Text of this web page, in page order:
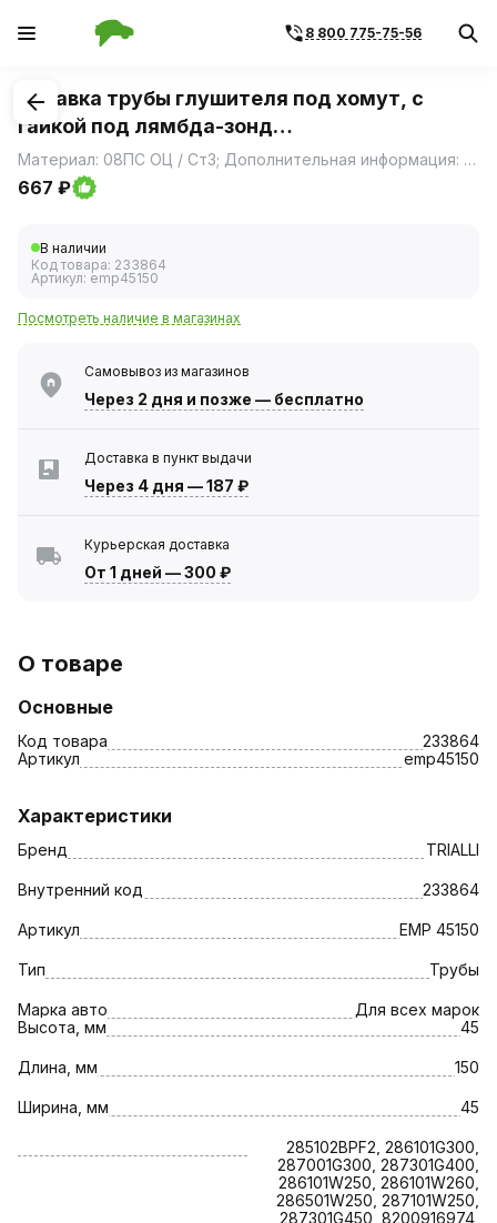
8 800 775-75-56
1/2
Вставка трубы глушителя под хомут, с
гайкой под лямбда-зонд
(алюминизированная сталь) d=45, L=150мм
TRIALLI
Материал: 08ПС ОЦ / Ст3; Дополнительная информация: Этикетка изделия может отличаться от представленной на фото; Диаметр, мм: 45; Длина изделия, мм: 150; Толщина стенок, мм: 1,5
667 ₽
В наличии
Код товара: 233864
Артикул: emp45150
Посмотреть наличие в магазинах
Самовывоз из магазинов
Через 2 дня и позже — бесплатно
Доставка в пункт выдачи
Через 4 дня —187 ₽
Курьерская доставка
От 1 дней —300 ₽
О товаре
Основные
Код товара
233864
Артикул
emp45150
Характеристики
Бренд TRIALLI
Внутренний код 233864
Артикул EMP 45150
Тип Трубы
Марка авто
Для всех марок
Высота, мм
45
Длина, мм 150
Ширина, мм 45
285102BPF2, 286101G300,
287001G300, 287301G400,
286101W250, 286101W260,
286501W250, 287101W250,
287301G450, 8200916974,